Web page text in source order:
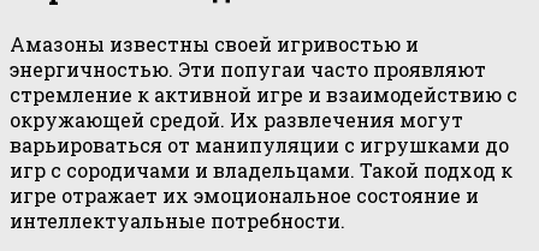
Амазоны известны своей игривостью и
энергичностью. Эти попугаи часто проявляют
стремление к активной игре и взаимодействию с
окружающей средой. Их развлечения могут
варьироваться от манипуляции с игрушками до
игр с сородичами и владельцами. Такой подход к
игре отражает их эмоциональное состояние и
интеллектуальные потребности.